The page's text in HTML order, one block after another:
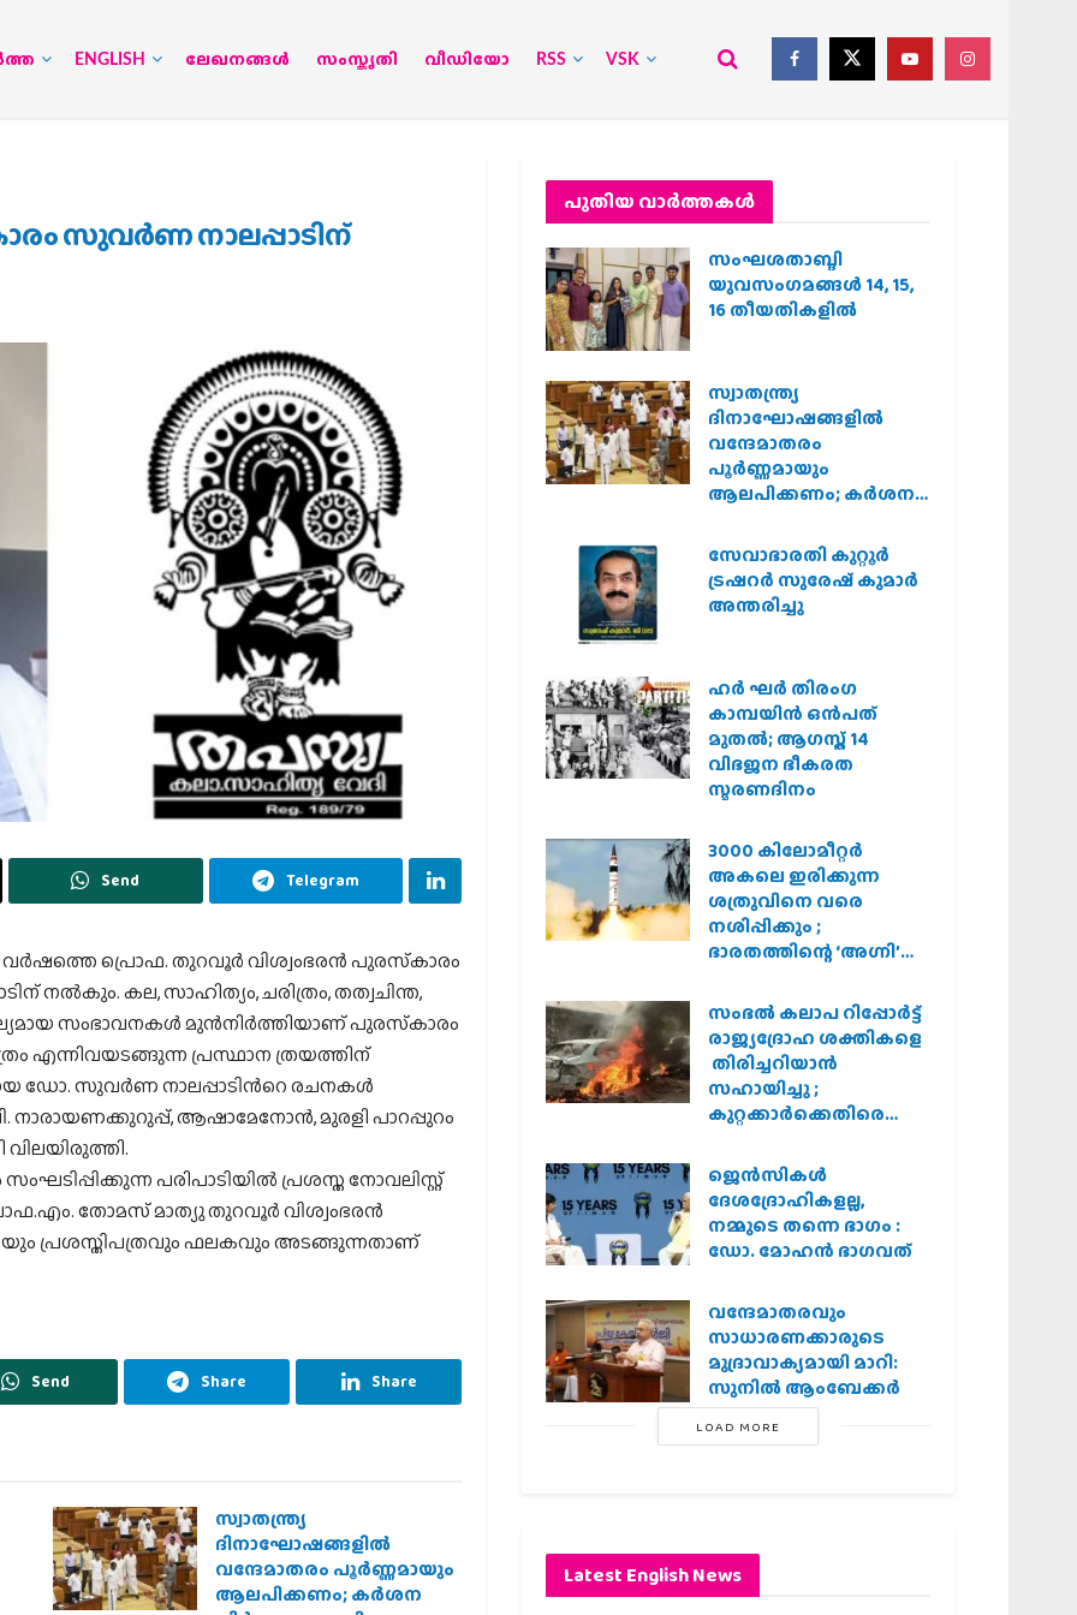
ENGLISH ലേഖനങ്ങള്‍ സംസ്കൃതി വീഡിയോ RSS VSK
സുവര്‍ണ നാലപ്പാടിന്
Send Telegram
പ്രൊഫ. തുറവൂര്‍ വിശ്വംഭരന്‍ പുരസ്‌കാരം
നല്‍കും. കല, സാഹിത്യം, ചരിത്രം, തത്വചിന്ത,
സംഭാവനകള്‍ മുന്‍നിര്‍ത്തിയാണ് പുരസ്‌കാരം
എന്നിവയടങ്ങുന്ന പ്രസ്ഥാന ത്രയത്തിന്
ഡോ. സുവര്‍ണ നാലപ്പാടിന്‍റെ രചനകള്‍
ആഷാമേനോന്‍, മുരളി പാറപ്പുറം
പരിപാടിയില്‍ പ്രശസ്ത നോവലിസ്റ്റ്
തോമസ് മാത്യു തുറവൂര്‍ വിശ്വംഭരന്‍
പ്രശസ്തിപത്രവും ഫലകവും അടങ്ങുന്നതാണ്
Send Share Share
സ്വാതന്ത്ര്യ
ദിനാഘോഷങ്ങളിൽ
വന്ദേമാതരം പൂർണ്ണമായും
ആലപിക്കണം; കർശന
പുതിയ വാര്‍ത്തകള്‍
സംഘശതാബ്ദി
യുവസംഗമങ്ങള്‍ 14, 15,
16 തീയതികളില്‍
സ്വാതന്ത്ര്യ
ദിനാഘോഷങ്ങളിൽ
വന്ദേമാതരം
പൂർണ്ണമായും
ആലപിക്കണം; കർശന
സർക്കാർ
സേവാഭാരതി കുറ്റൂർ
ട്രഷറർ സുരേഷ് കുമാർ
അന്തരിച്ചു
ഹര്‍ ഘര്‍ തിരംഗ
കാമ്പയിന്‍ ഒന്‍പത്
മുതല്‍; ആഗസ്ത് 14
വിഭജന ഭീകരത
സ്മരണദിനം
3000 കിലോമീറ്റർ
അകലെ ഇരിക്കുന്ന
ശത്രുവിനെ വരെ
നശിപ്പിക്കും ;
ഭാരതത്തിന്റെ ‘അഗ്നി’
സംഭൽ കലാപ റിപ്പോർട്ട്
രാജ്യദ്രോഹ ശക്തികളെ
തിരിച്ചറിയാൻ
സഹായിച്ചു ;
കുറ്റക്കാർക്കെതിരെ
വേണമെന്ന് വിശ്വഹിന്ദു
പരിഷത്ത്
ജെന്‍സികള്‍
ദേശദ്രോഹികളല്ല,
നമ്മുടെ തന്നെ ഭാഗം :
ഡോ. മോഹന്‍ ഭാഗവത്
വന്ദേമാതരവും
സാധാരണക്കാരുടെ
മുദ്രാവാക്യമായി മാറി:
സുനിൽ ആംബേക്കർ
LOAD MORE
Latest English News